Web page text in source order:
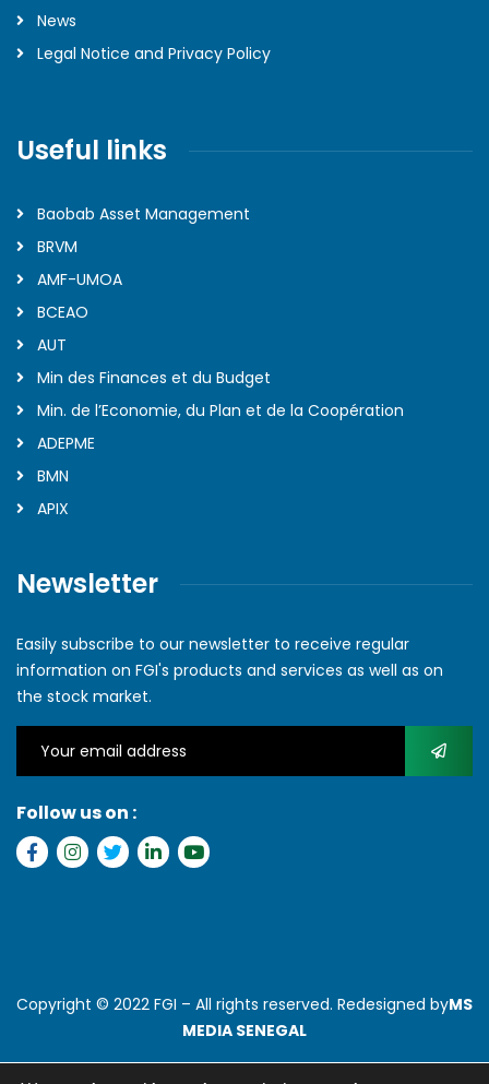
News
Legal Notice and Privacy Policy
Useful links
Baobab Asset Management
BRVM
AMF-UMOA
BCEAO
AUT
Min des Finances et du Budget
Min. de l’Economie, du Plan et de la Coopération
ADEPME
BMN
APIX
Newsletter
Easily subscribe to our newsletter to receive regular
information on FGI's products and services as well as on
the stock market.
Follow us on :
Copyright © 2022 FGI – All rights reserved. Redesigned byMS
MEDIA SENEGAL